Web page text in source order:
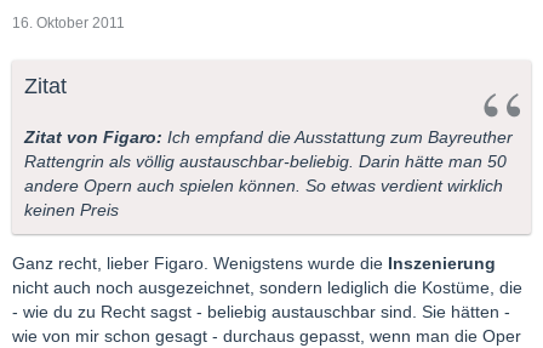
16. Oktober 2011
Zitat
Zitat von Figaro: Ich empfand die Ausstattung zum Bayreuther
Rattengrin als völlig austauschbar-beliebig. Darin hätte man 50
andere Opern auch spielen können. So etwas verdient wirklich
keinen Preis
Ganz recht, lieber Figaro. Wenigstens wurde die Inszenierung
nicht auch noch ausgezeichnet, sondern lediglich die Kostüme, die
- wie du zu Recht sagst - beliebig austauschbar sind. Sie hätten -
wie von mir schon gesagt - durchaus gepasst, wenn man die Oper